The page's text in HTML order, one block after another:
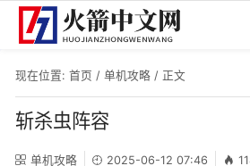
现在位置: 首页 / 单机攻略 / 正文
斩杀虫阵容
单机攻略 2025-06-12 07:46